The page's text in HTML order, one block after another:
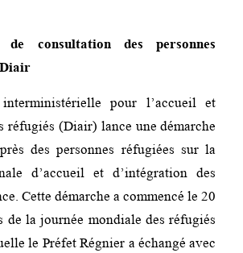
de consultation des personnes
pour l’accueil et
réfugiés (Diair) lance une démarche
des personnes réfugiées sur la
d’accueil et d’intégration des
Cette démarche a commencé le 20
la journée mondiale des réfugiés
le Préfet Régnier a échangé avec